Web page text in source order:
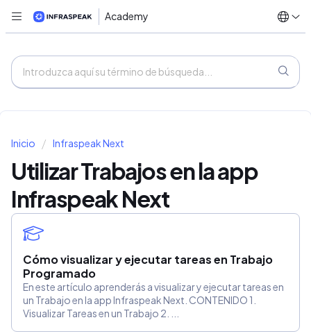
Academy
Inicio Infraspeak Next
Utilizar Trabajos en la app
Infraspeak Next
Cómo visualizar y ejecutar tareas en Trabajo
Programado
En este artículo aprenderás a visualizar y ejecutar tareas en
un Trabajo en la app Infraspeak Next. CONTENIDO 1.
Visualizar Tareas en un Trabajo 2. ...